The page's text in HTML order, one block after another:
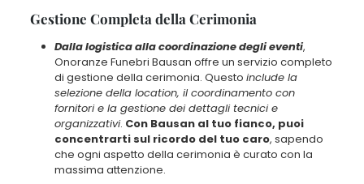
Gestione Completa della Cerimonia
Dalla logistica alla coordinazione degli eventi,
Onoranze Funebri Bausan offre un servizio completo
di gestione della cerimonia. Questo include la
selezione della location, il coordinamento con
fornitori e la gestione dei dettagli tecnici e
organizzativi. Con Bausan al tuo fianco, puoi
concentrarti sul ricordo del tuo caro, sapendo
che ogni aspetto della cerimonia è curato con la
massima attenzione.